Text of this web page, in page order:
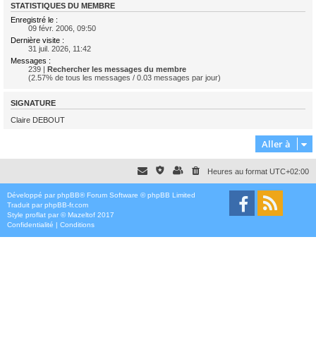
STATISTIQUES DU MEMBRE
Enregistré le :
09 févr. 2006, 09:50
Dernière visite :
31 juil. 2026, 11:42
Messages :
239 | Rechercher les messages du membre
(2.57% de tous les messages / 0.03 messages par jour)
SIGNATURE
Claire DEBOUT
Aller à
Heures au format UTC+02:00
Développé par phpBB® Forum Software © phpBB Limited
Traduit par phpBB-fr.com
Style proflat par ©Mazeltof 2017
Confidentialité | Conditions